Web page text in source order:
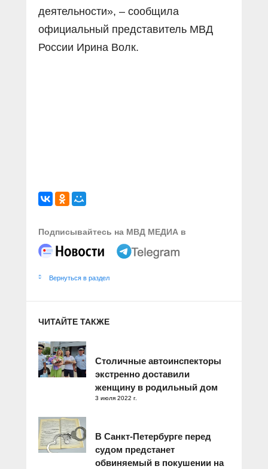
деятельности», – сообщила
официальный представитель МВД
России Ирина Волк.
Подписывайтесь на МВД МЕДИА в
Вернуться в раздел
ЧИТАЙТЕ ТАКЖЕ
Столичные автоинспекторы
экстренно доставили
женщину в родильный дом
3 июля 2022 г.
В Санкт-Петербурге перед
судом предстанет
обвиняемый в покушении на